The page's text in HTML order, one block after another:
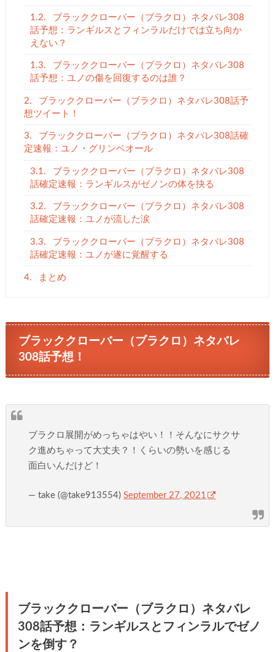
1.2.
ブラッククローバー（ブラクロ）ネタバレ308
話予想：ランギルスとフィンラルだけでは立ち向か
えない？
1.3.
ブラッククローバー（ブラクロ）ネタバレ308
話予想：ユノの傷を回復するのは誰？
2.
ブラッククローバー（ブラクロ）ネタバレ308話予
想ツイート！
3.
ブラッククローバー（ブラクロ）ネタバレ308話確
定速報：ユノ・グリンベオール
3.1.
ブラッククローバー（ブラクロ）ネタバレ308
話確定速報：ランギルスがゼノンの体を抉る
3.2.
ブラッククローバー（ブラクロ）ネタバレ308
話確定速報：ユノが流した涙
3.3.
ブラッククローバー（ブラクロ）ネタバレ308
話確定速報：ユノが遂に覚醒する
4. まとめ
ブラッククローバー（ブラクロ）ネタバレ
308話予想！
ブラクロ展開がめっちゃはやい！！そんなにサクサ
ク進めちゃって大丈夫？！くらいの勢いを感じる
面白いんだけど！
— take (@take913554)September 27, 2021
ブラッククローバー（ブラクロ）ネタバレ
308話予想：ランギルスとフィンラルでゼノ
ンを倒す？